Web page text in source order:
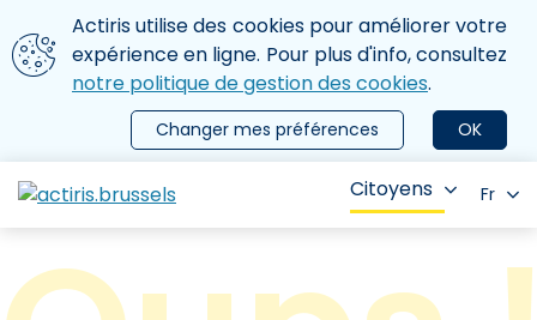
Aller au contenu principal
Nous utilisons des cookies
Actiris utilise des cookies pour améliorer votre
expérience en ligne. Pour plus d'info, consultez
notre politique de gestion des cookies.
OK
Changer mes préférences
le menu
Citoyens Fr